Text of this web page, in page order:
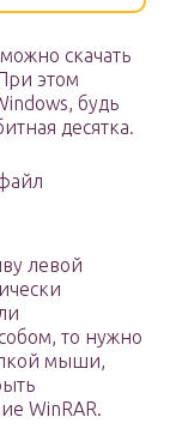
скачать
этом
будь
десятка.
левой
то нужно
мыши,
WinRAR.